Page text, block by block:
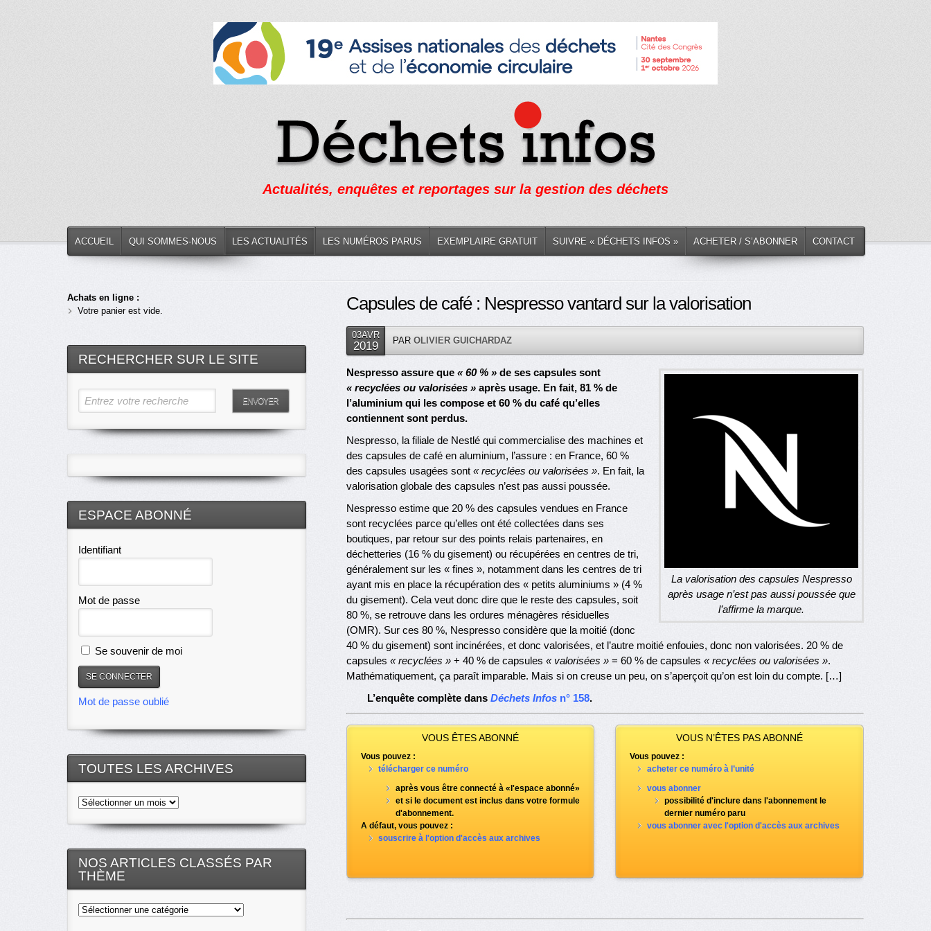
Actualités, enquêtes et reportages sur la gestion des déchets
ACCUEIL QUI SOMMES-NOUS LES ACTUALITÉS LES NUMÉROS PARUS EXEMPLAIRE GRATUIT SUIVRE « DÉCHETS INFOS » ACHETER / S’ABONNER CONTACT
Capsules de café : Nespresso vantard sur la valorisation
03AVR
2019 PAR OLIVIER GUICHARDAZ
La valorisation des capsules Nespresso
après usage n’est pas aussi poussée que
l’affirme la marque.
Nespresso assure que « 60 % »de ses capsules sont
« recyclées ou valorisées »après usage. En fait, 81 % de
l’aluminium qui les compose et 60 % du café qu’elles
contiennent sont perdus.
Nespresso, la filiale de Nestlé qui commercialise des machines et
des capsules de café en aluminium, l’assure : en France, 60 %
des capsules usagées sont « recyclées ou valorisées ». En fait, la
valorisation globale des capsules n’est pas aussi poussée.
Nespresso estime que 20 % des capsules vendues en France
sont recyclées parce qu’elles ont été collectées dans ses
boutiques, par retour sur des points relais partenaires, en
déchetteries (16 % du gisement) ou récupérées en centres de tri,
généralement sur les « fines », notamment dans les centres de tri
ayant mis en place la récupération des « petits aluminiums » (4 %
du gisement). Cela veut donc dire que le reste des capsules, soit
80 %, se retrouve dans les ordures ménagères résiduelles
(OMR). Sur ces 80 %, Nespresso considère que la moitié (donc
40 % du gisement) sont incinérées, et donc valorisées, et l’autre moitié enfouies, donc non valorisées. 20 % de
capsules « recyclées »+ 40 % de capsules « valorisées »= 60 % de capsules « recyclées ou valorisées ».
Mathématiquement, ça paraît imparable. Mais si on creuse un peu, on s’aperçoit qu’on est loin du compte. […]
L’enquête complète dans Déchets Infosn° 158.
VOUS ÊTES ABONNÉ
Vous pouvez :
télécharger ce numéro
après vous être connecté à «l'espace abonné»
et si le document est inclus dans votre formule
d'abonnement.
A défaut, vous pouvez :
souscrire à l'option d'accès aux archives
VOUS N’ÊTES PAS ABONNÉ
Vous pouvez :
acheter ce numéro à l’unité
vous abonner
possibilité d'inclure dans l'abonnement le
dernier numéro paru
vous abonner avec l'option d'accès aux archives
Achats en ligne :
Votre panier est vide.
RECHERCHER SUR LE SITE
Entrez votre recherche ENVOYER
ESPACE ABONNÉ
Identifiant
Mot de passe
Se souvenir de moi
Mot de passe oublié
TOUTES LES ARCHIVES
Toutes
archives
NOS ARTICLES CLASSÉS PAR
THÈME
Nos